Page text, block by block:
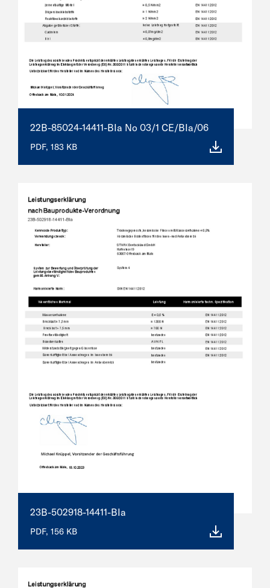
22B-85024-14411-BIa No 03/1 CE/BIa/06
PDF, 183 KB
23B-502918-14411-BIa
PDF, 156 KB